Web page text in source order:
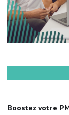
Boostez votre